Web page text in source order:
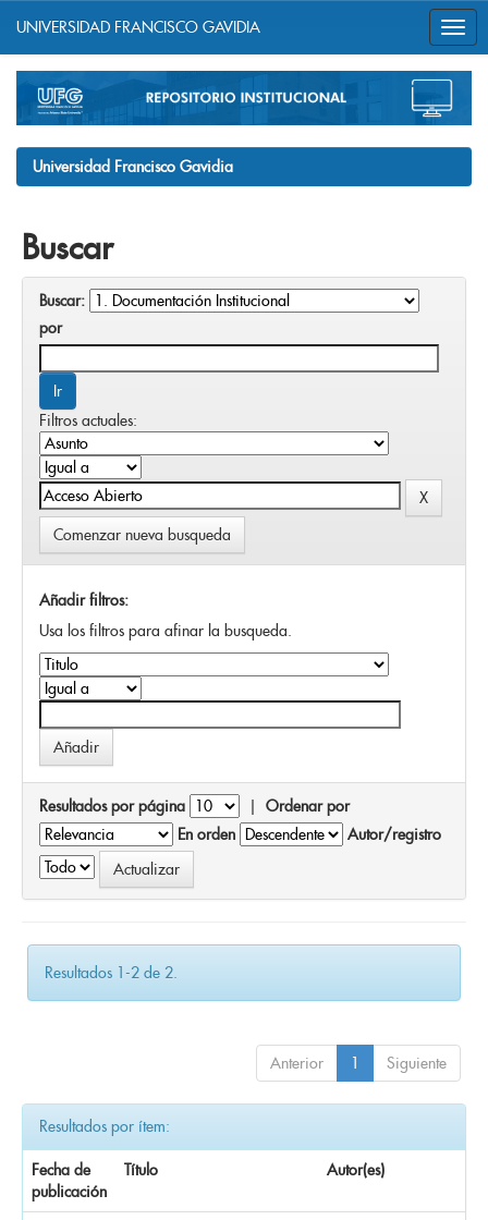
navigation
UNIVERSIDAD FRANCISCO GAVIDIA
Universidad Francisco Gavidia
Buscar
Buscar:
por
Filtros actuales:
Comenzar nueva busqueda
Añadir filtros:
Usa los filtros para afinar la busqueda.
Resultados por página | Ordenar por
En orden
Autor/registro
Resultados 1-2 de 2.
Anterior 1 Siguiente
Resultados por ítem:
Fecha de
publicación
Título Autor(es)